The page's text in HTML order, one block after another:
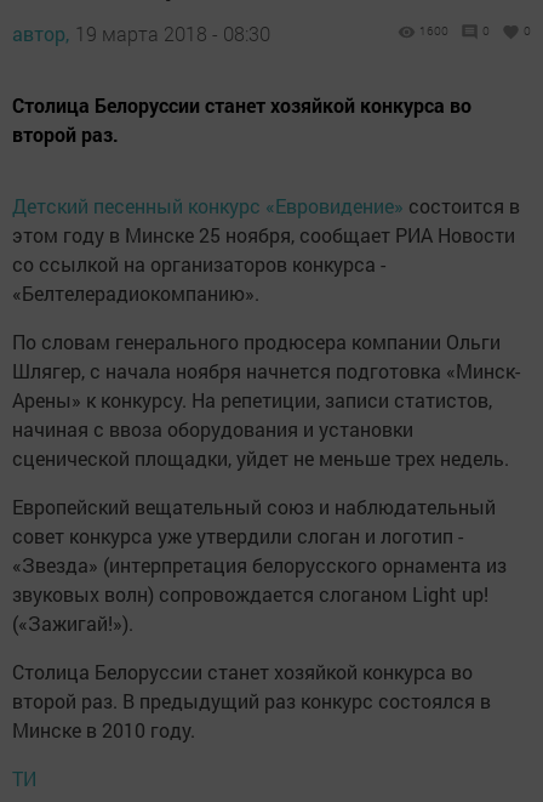
автор, 19 марта 2018 - 08:30 1600 0 0
Столица Белоруссии станет хозяйкой конкурса во
второй раз.
Детский песенный конкурс «Евровидение» состоится в
этом году в Минске 25 ноября, сообщает РИА Новости
со ссылкой на организаторов конкурса -
«Белтелерадиокомпанию».
По словам генерального продюсера компании Ольги
Шлягер, с начала ноября начнется подготовка «Минск-
Арены» к конкурсу. На репетиции, записи статистов,
начиная с ввоза оборудования и установки
сценической площадки, уйдет не меньше трех недель.
Европейский вещательный союз и наблюдательный
совет конкурса уже утвердили слоган и логотип -
«Звезда» (интерпретация белорусского орнамента из
звуковых волн) сопровождается слоганом Light up!
(«Зажигай!»).
Столица Белоруссии станет хозяйкой конкурса во
второй раз. В предыдущий раз конкурс состоялся в
Минске в 2010 году.
ТИ